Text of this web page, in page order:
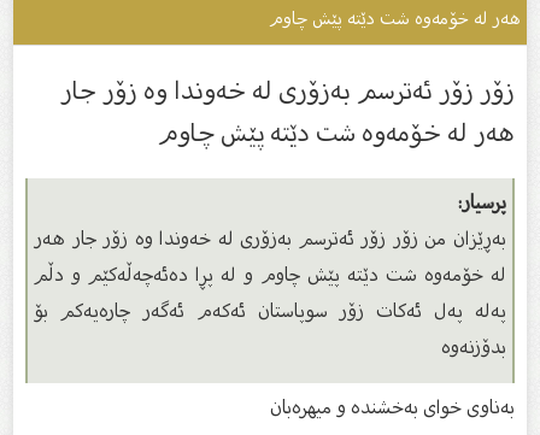
هەر لە خۆمەوە شت دێتە پێش چاوم
زۆر زۆر ئەترسم بەزۆرى لە خەوندا وە زۆر جار
هەر لە خۆمەوە شت دێتە پێش چاوم
پرسیار:
بەڕێزان من زۆر زۆر ئەترسم بەزۆرى لە خەوندا وە زۆر جار هەر
لە خۆمەوە شت دێتە پێش چاوم و لە پڕا دەئەچەڵەكێم و دڵم
پەلە پەل ئەكات زۆر سوپاستان ئەكەم ئەگەر چارەیەكم بۆ
بدۆزنەوە
بەناوى خواى بەخشندە و میهرەبان